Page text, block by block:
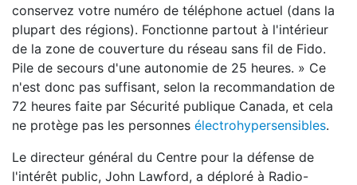
conservez votre numéro de téléphone actuel (dans la
plupart des régions). Fonctionne partout à l'intérieur
de la zone de couverture du réseau sans fil de Fido.
Pile de secours d'une autonomie de 25 heures. » Ce
n'est donc pas suffisant, selon la recommandation de
72 heures faite par Sécurité publique Canada, et cela
ne protège pas les personnes électrohypersensibles.
Le directeur général du Centre pour la défense de
l'intérêt public, John Lawford, a déploré à Radio-